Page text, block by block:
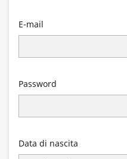
E-mail
Password
Data di nascita